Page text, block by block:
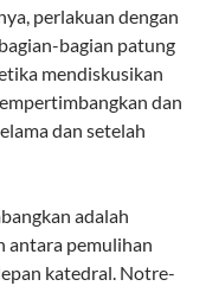
perlakuan dengan
bagian patung
mendiskusikan
dan
dan setelah
adalah
antara pemulihan
katedral. Notre-